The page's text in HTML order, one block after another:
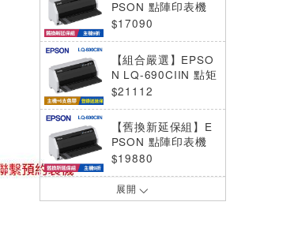
PSON 點陣印表機
LQ-690CII+8支色
$17090
【組合嚴選】EPSO
N LQ-690CIIN 點矩
陣印表機 +色帶6支
$21112
【舊換新延保組】E
PSON 點陣印表機
LQ-690CIIN+8支色
$19880
【組合嚴選】點矩陣
展開